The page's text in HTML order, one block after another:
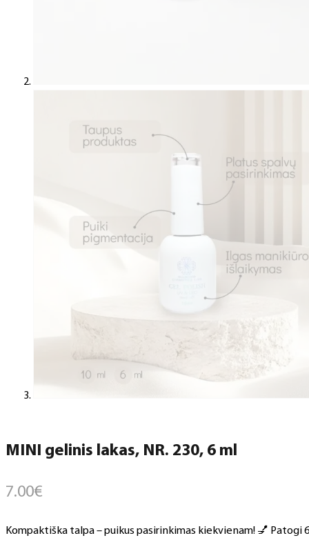
MINI gelinis lakas, NR. 230, 6 ml
7.00€
Kompaktiška talpa – puikus pasirinkimas kiekvienam! 💅